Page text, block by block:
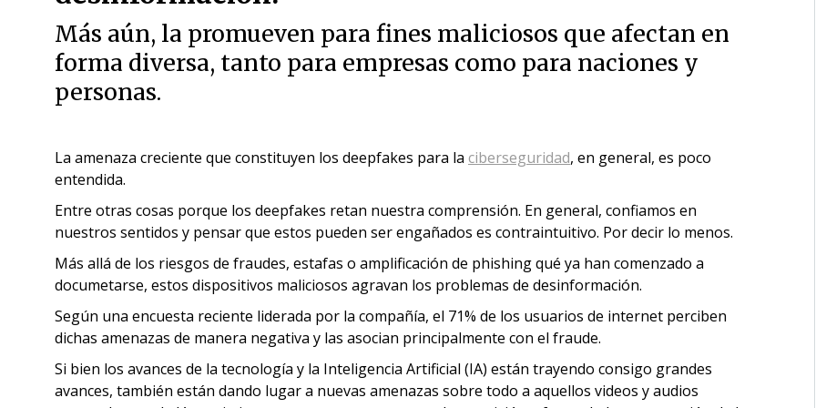
Más aún, la promueven para fines maliciosos que afectan en
forma diversa, tanto para empresas como para naciones y
personas.
La amenaza creciente que constituyen los deepfakes para la ciberseguridad, en general, es poco
entendida.
Entre otras cosas porque los deepfakes retan nuestra comprensión. En general, confiamos en
nuestros sentidos y pensar que estos pueden ser engañados es contraintuitivo. Por decir lo menos.
Más allá de los riesgos de fraudes, estafas o amplificación de phishing qué ya han comenzado a
documetarse, estos dispositivos maliciosos agravan los problemas de desinformación.
Según una encuesta reciente liderada por la compañía, el 71% de los usuarios de internet perciben
dichas amenazas de manera negativa y las asocian principalmente con el fraude.
Si bien los avances de la tecnología y la Inteligencia Artificial (IA) están trayendo consigo grandes
avances, también están dando lugar a nuevas amenazas sobre todo a aquellos videos y audios